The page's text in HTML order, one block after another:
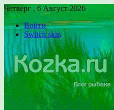
Четверг , 6 Август 2026
Войти
Switch skin